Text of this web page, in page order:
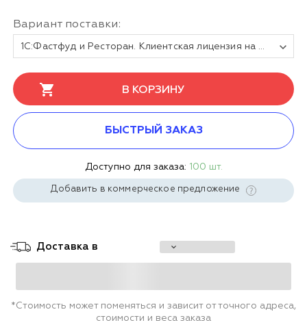
Вариант поставки:
1С:Фастфуд и Ресторан. Клиентская лицензия на 5 рабочих мест. Электронная поставка
В КОРЗИНУ
БЫСТРЫЙ ЗАКАЗ
Доступно для заказа: 100 шт.
Добавить в коммерческое предложение
Доставка в
*Стоимость может поменяться и зависит от точного адреса,
стоимости и веса заказа